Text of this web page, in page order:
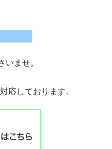
】
いませ。
応しております。